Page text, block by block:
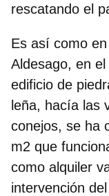
rescatando el
Es así como
Aldesago, en el
edificio de
leña, hacía las
conejos, se ha
m2 que
como alquiler
intervención